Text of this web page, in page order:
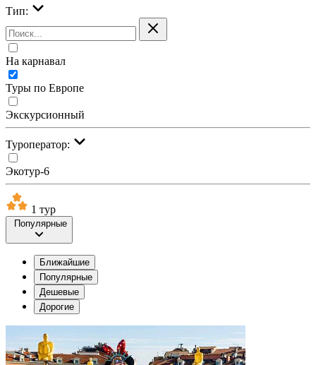
Тип:
На карнавал
Туры по Европе
Экскурсионный
Туроператор:
Экотур-6
1 тур
Популярные
Ближайшие
Популярные
Дешевые
Дорогие